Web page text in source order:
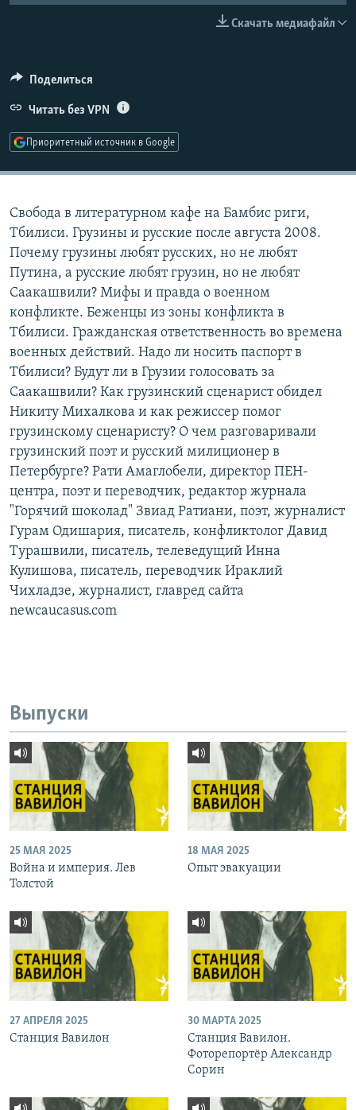
СОЦИАЛЬНЫЕ СЕТИ
Скачать медиафайл
Поделиться
Читать без VPN
Приоритетный источник в Google
Свобода в литературном кафе на Бамбис риги,
Тбилиси. Грузины и русские после августа 2008.
Почему грузины любят русских, но не любят
Путина, а русские любят грузин, но не любят
Саакашвили? Мифы и правда о военном
конфликте. Беженцы из зоны конфликта в
Тбилиси. Гражданская ответственность во времена
военных действий. Надо ли носить паспорт в
Тбилиси? Будут ли в Грузии голосовать за
Саакашвили? Как грузинский сценарист обидел
Никиту Михалкова и как режиссер помог
грузинскому сценаристу? О чем разговаривали
грузинский поэт и русский милиционер в
Петербурге? Рати Амаглобели, директор ПЕН-
центра, поэт и переводчик, редактор журнала
"Горячий шоколад" Звиад Ратиани, поэт, журналист
Гурам Одишария, писатель, конфликтолог Давид
Турашвили, писатель, телеведущий Инна
Кулишова, писатель, переводчик Ираклий
Чихладзе, журналист, главред сайта
newcaucasus.com
Выпуски
25 МАЯ 2025
Война и империя. Лев
Толстой
18 МАЯ 2025
Опыт эвакуации
27 АПРЕЛЯ 2025
Станция Вавилон
30 МАРТА 2025
Станция Вавилон.
Фоторепортёр Александр
Сорин